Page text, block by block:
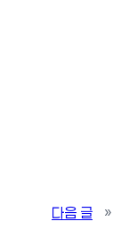
다음 글
»